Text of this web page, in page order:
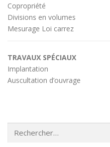
Copropriété
Divisions en volumes
Mesurage Loi carrez
TRAVAUX SPÉCIAUX
Implantation
Auscultation d’ouvrage